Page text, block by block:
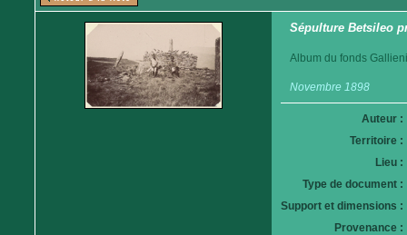
Sépulture Betsileo
Album du fonds
Novembre 1898
Auteur :
Territoire :
Lieu :
Type de document :
Support et dimensions :
Provenance :